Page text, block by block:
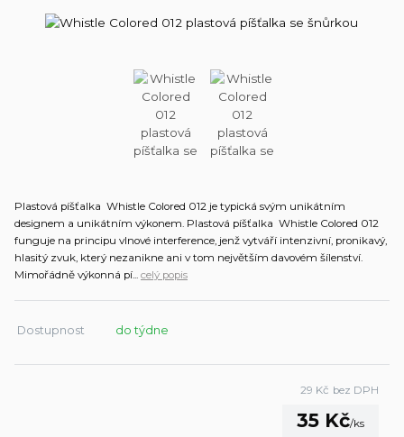
Plastová píšťalka Whistle Colored 012 je typická svým unikátním
designem a unikátním výkonem. Plastová píšťalka Whistle Colored 012
funguje na principu vlnové interference, jenž vytváří intenzivní, pronikavý,
hlasitý zvuk, který nezanikne ani v tom největším davovém šílenství.
Mimořádně výkonná pí... celý popis
Dostupnost do týdne
35 Kč/ks
29 Kč bez DPH